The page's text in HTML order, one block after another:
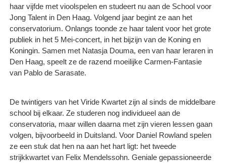
haar vijfde met vioolspelen en studeert nu aan de School voor
Jong Talent in Den Haag. Volgend jaar begint ze aan het
conservatorium. Onlangs toonde ze haar talent voor het grote
publiek in het 5 Mei-concert, in het bijzijn van de Koning en
Koningin. Samen met Natasja Douma, een van haar leraren in
Den Haag, speelt ze de razend moeilijke Carmen-Fantasie
van Pablo de Sarasate.
De twintigers van het Viride Kwartet zijn al sinds de middelbare
school bij elkaar. Ze studeren nog individueel aan de
conservatoria, maar willen daarna met zijn vieren lessen gaan
volgen, bijvoorbeeld in Duitsland. Voor Daniel Rowland spelen
ze een stuk dat hen na aan het hart ligt: het tweede
strijkkwartet van Felix Mendelssohn. Geniale gepassioneerde